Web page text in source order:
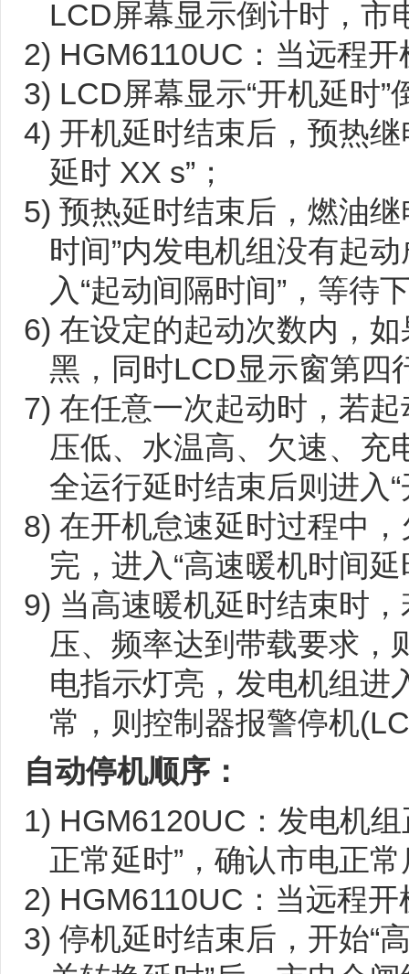
LCD屏幕显示倒计时，市
2) HGM6110UC：当远程
3) LCD屏幕显示“开机延时”
4) 开机延时结束后，预热
延时 XX s”；
5) 预热延时结束后，燃油
时间”内发电机组没有起
入“起动间隔时间”，等待
6) 在设定的起动次数内，
黑，同时LCD显示窗第四
7) 在任意一次起动时，若
压低、水温高、欠速、充
全运行延时结束后则进入
8) 在开机怠速延时过程中
完，进入“高速暖机时间
9) 当高速暖机延时结束时
压、频率达到带载要求，
电指示灯亮，发电机组进
常，则控制器报警停机
自动停机顺序：
1) HGM6120UC：发电机
正常延时”，确认市电正
2) HGM6110UC：当远程
3) 停机延时结束后，开始“